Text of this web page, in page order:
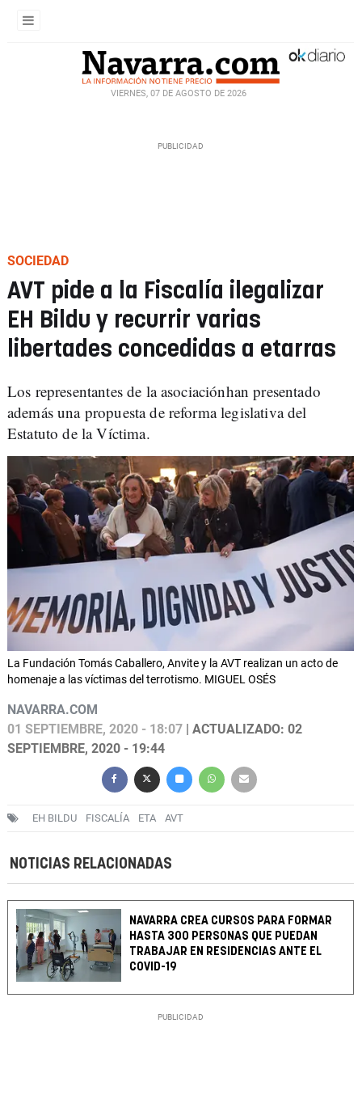
VIERNES, 07 DE AGOSTO DE 2026
SOCIEDAD
AVT pide a la Fiscalía ilegalizar
EH Bildu y recurrir varias
libertades concedidas a etarras
Los representantes de la asociaciónhan presentado
además una propuesta de reforma legislativa del
Estatuto de la Víctima.
La Fundación Tomás Caballero, Anvite y la AVT realizan un acto de
homenaje a las víctimas del terrotismo. MIGUEL OSÉS
NAVARRA.COM
01 SEPTIEMBRE, 2020 - 18:07 | ACTUALIZADO: 02
SEPTIEMBRE, 2020 - 19:44
EH BILDU FISCALÍA ETA AVT
NOTICIAS RELACIONADAS
NAVARRA CREA CURSOS PARA FORMAR
HASTA 300 PERSONAS QUE PUEDAN
TRABAJAR EN RESIDENCIAS ANTE EL
COVID-19